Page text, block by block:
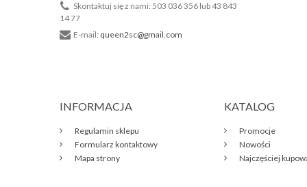
Skontaktuj się z nami: 503 036 356 lub 43 843
14 77
E-mail: queen2sc@gmail.com
INFORMACJA
Regulamin sklepu
Formularz kontaktowy
Mapa strony
KATALOG
Promocje
Nowości
Najczęściej